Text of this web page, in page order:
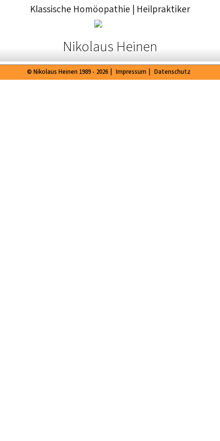
Klassische Homöopathie | Heilpraktiker
Nikolaus Heinen
© Nikolaus Heinen 1989 - 2026 Impressum Datenschutz